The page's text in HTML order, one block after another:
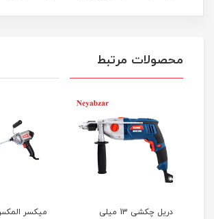
محصولات مرتبط
دریل چکشی 13 میلی